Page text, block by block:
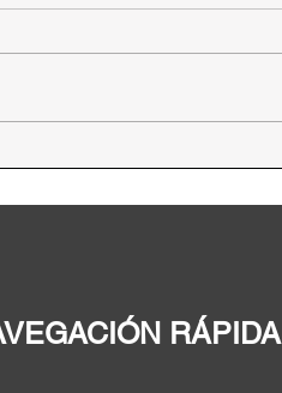
al Congreso
RÁPIDA